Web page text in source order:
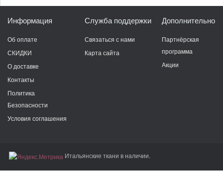
Информация
Об оплате
СКИДКИ
О доставке
Контакты
Политика
Безопасности
Условия соглашения
Служба поддержки
Связаться с нами
Карта сайта
Дополнительно
Партнёрская
программа
Акции
Итальянские ткани в наличии.